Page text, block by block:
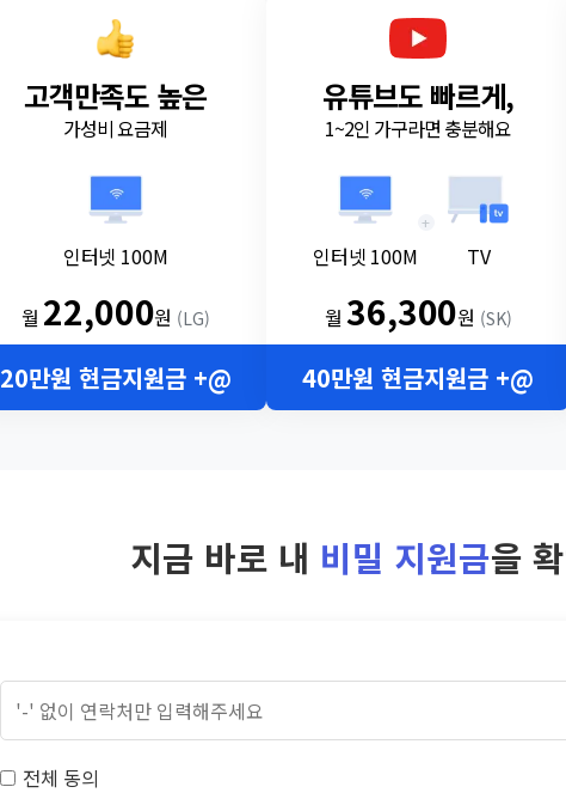
고객만족도 높은
가성비 요금제
인터넷 100M
월 22,000원 (LG)
20만원 현금지원금 +@
유튜브도 빠르게,
1~2인 가구라면 충분해요
인터넷 100M
+
TV
월36,300원 (SK)
40만원 현금지원금 +@
지금 바로 내 비밀 지원금을
전체 동의